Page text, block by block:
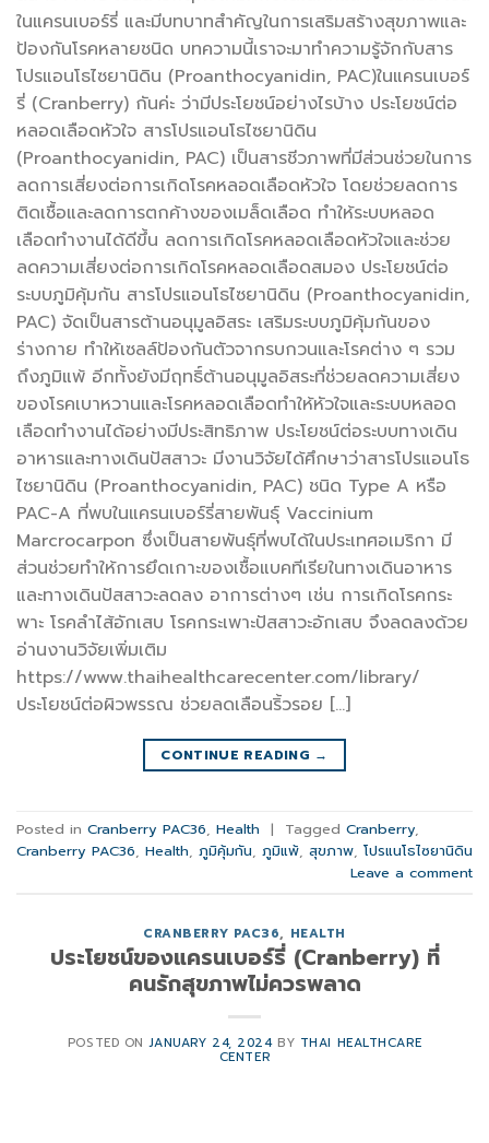
ในแครนเบอร์รี่ และมีบทบาทสำคัญในการเสริมสร้างสุขภาพและ
ป้องกันโรคหลายชนิด บทความนี้เราจะมาทำความรู้จักกับสาร
โปรแอนโธไซยานิดิน (Proanthocyanidin, PAC)ในแครนเบอร์
รี่ (Cranberry) กันค่ะ ว่ามีประโยชน์อย่างไรบ้าง ประโยชน์ต่อ
หลอดเลือดหัวใจ สารโปรแอนโธไซยานิดิน
(Proanthocyanidin, PAC) เป็นสารชีวภาพที่มีส่วนช่วยในการ
ลดการเสี่ยงต่อการเกิดโรคหลอดเลือดหัวใจ โดยช่วยลดการ
ติดเชื้อและลดการตกค้างของเมล็ดเลือด ทำให้ระบบหลอด
เลือดทำงานได้ดีขึ้น ลดการเกิดโรคหลอดเลือดหัวใจและช่วย
ลดความเสี่ยงต่อการเกิดโรคหลอดเลือดสมอง ประโยชน์ต่อ
ระบบภูมิคุ้มกัน สารโปรแอนโธไซยานิดิน (Proanthocyanidin,
PAC) จัดเป็นสารต้านอนุมูลอิสระ เสริมระบบภูมิคุ้มกันของ
ร่างกาย ทำให้เซลล์ป้องกันตัวจากรบกวนและโรคต่าง ๆ รวม
ถึงภูมิแพ้ อีกทั้งยังมีฤทธิ์ต้านอนุมูลอิสระที่ช่วยลดความเสี่ยง
ของโรคเบาหวานและโรคหลอดเลือดทำให้หัวใจและระบบหลอด
เลือดทำงานได้อย่างมีประสิทธิภาพ ประโยชน์ต่อระบบทางเดิน
อาหารและทางเดินปัสสาวะ มีงานวิจัยได้ศึกษาว่าสารโปรแอนโธ
ไซยานิดิน (Proanthocyanidin, PAC) ชนิด Type A หรือ
PAC-A ที่พบในแครนเบอร์รี่สายพันธุ์ Vaccinium
Marcrocarpon ซึ่งเป็นสายพันธุ์ที่พบได้ในประเทศอเมริกา มี
ส่วนช่วยทำให้การยึดเกาะของเชื้อแบคทีเรียในทางเดินอาหาร
และทางเดินปัสสาวะลดลง อาการต่างๆ เช่น การเกิดโรคกระ
พาะ โรคลำไส้อักเสบ โรคกระเพาะปัสสาวะอักเสบ จึงลดลงด้วย
อ่านงานวิจัยเพิ่มเติม
https://www.thaihealthcarecenter.com/library/
ประโยชน์ต่อผิวพรรณ ช่วยลดเลือนริ้วรอย […]
CONTINUE READING →
Posted in Cranberry PAC36, Health | Tagged Cranberry,
Cranberry PAC36, Health, ภูมิคุ้มกัน, ภูมิแพ้, สุขภาพ, โปรแนโธไซยานิดิน
Leave a comment
CRANBERRY PAC36, HEALTH
ประโยชน์ของแครนเบอร์รี่ (Cranberry) ที่
คนรักสุขภาพไม่ควรพลาด
POSTED ONJANUARY 24, 2024 BY THAI HEALTHCARE
CENTER